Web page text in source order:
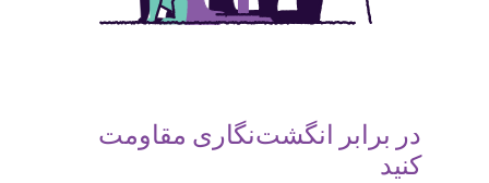
در برابر انگشت‌نگاری مقاومت
کنید